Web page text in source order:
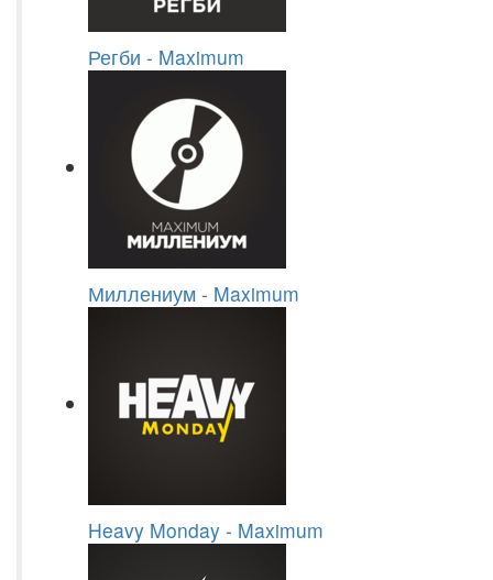
Регби - Maximum
Миллениум - Maximum
Heavy Monday - Maximum